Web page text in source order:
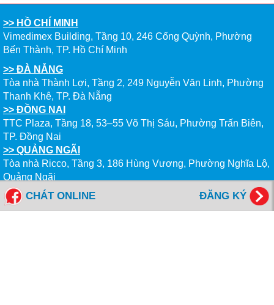
>> HỒ CHÍ MINH
Vimedimex Building, Tầng 10, 246 Cống Quỳnh, Phường
Bến Thành, TP. Hồ Chí Minh
>> ĐÀ NẴNG
Tòa nhà Thành Lợi, Tầng 2, 249 Nguyễn Văn Linh, Phường
Thanh Khê, TP. Đà Nẵng
>> ĐỒNG NAI
TTC Plaza, Tầng 18, 53–55 Võ Thị Sáu, Phường Trấn Biên,
TP. Đồng Nai
>> QUẢNG NGÃI
Tòa nhà Ricco, Tầng 3, 186 Hùng Vương, Phường Nghĩa Lộ,
Quảng Ngãi
>> NHA TRANG
Tòa nhà VNPT, Tầng 10, 50 Lê Thánh Tôn, Phường Nha
ĐĂNG KÝ
CHÁT ONLINE